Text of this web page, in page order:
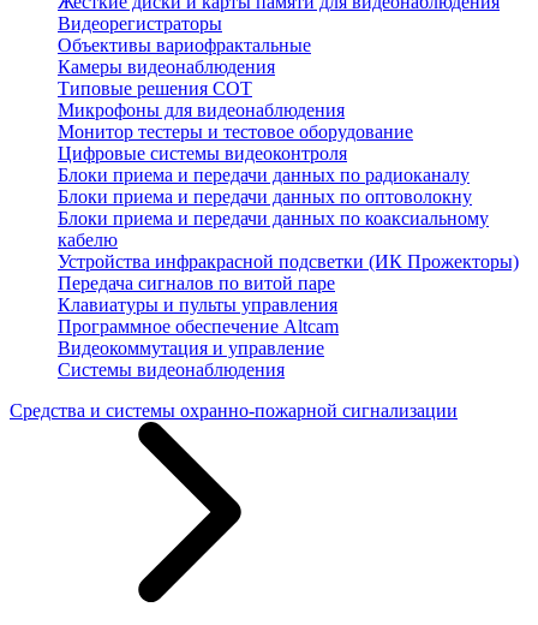
Видеорегистраторы
Объективы вариофрактальные
Камеры видеонаблюдения
Типовые решения СОТ
Микрофоны для видеонаблюдения
Монитор тестеры и тестовое оборудование
Цифровые системы видеоконтроля
Блоки приема и передачи данных по радиоканалу
Блоки приема и передачи данных по оптоволокну
Блоки приема и передачи данных по коаксиальному
кабелю
Устройства инфракрасной подсветки (ИК Прожекторы)
Передача сигналов по витой паре
Клавиатуры и пульты управления
Программное обеспечение Altcam
Видеокоммутация и управление
Системы видеонаблюдения
Средства и системы охранно-пожарной сигнализации